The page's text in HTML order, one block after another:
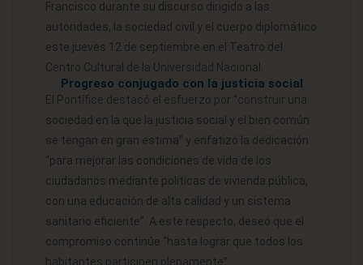
Francisco durante su discurso dirigido a las
autoridades, la sociedad civil y el cuerpo diplomático
este jueves 12 de septiembre en el Teatro del
Centro Cultural de la Universidad Nacional.
Progreso conjugado con la justicia social
El Pontífice destacó el esfuerzo por “construir una
sociedad en la que la justicia social y el bien común
se tengan en gran estima” y enfatizó la dedicación
“para mejorar las condiciones de vida de los
ciudadanos mediante políticas de vivienda pública,
con una educación de alta calidad y un sistema
sanitario eficiente”. A este respecto, deseó que el
compromiso continúe “hasta lograr que todos los
habitantes participen plenamente”.